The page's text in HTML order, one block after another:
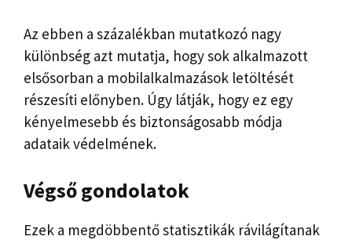
Az ebben a százalékban mutatkozó nagy
különbség azt mutatja, hogy sok alkalmazott
elsősorban a mobilalkalmazások letöltését
részesíti előnyben. Úgy látják, hogy ez egy
kényelmesebb és biztonságosabb módja
adataik védelmének.
Végső gondolatok
Ezek a megdöbbentő statisztikák rávilágítanak